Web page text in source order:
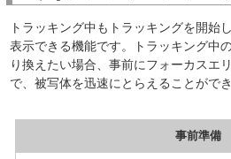
トラッキング中もトラッキングを開始
表示できる機能です。トラッキング中
り換えたい場合、事前にフォーカスエ
で、被写体を迅速にとらえることができ
事前準備